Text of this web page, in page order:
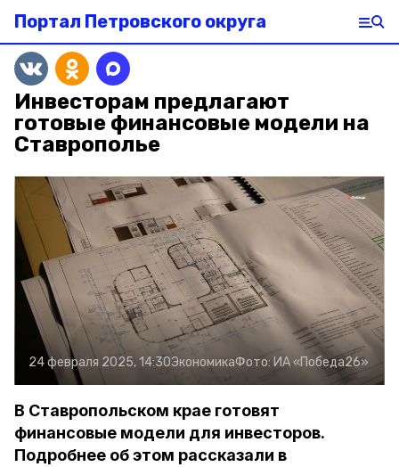
Портал Петровского округа
Инвесторам предлагают
готовые финансовые модели на
Ставрополье
24 февраля 2025, 14:30ЭкономикаФото: ИА «Победа26»
В Ставропольском крае готовят
финансовые модели для инвесторов.
Подробнее об этом рассказали в